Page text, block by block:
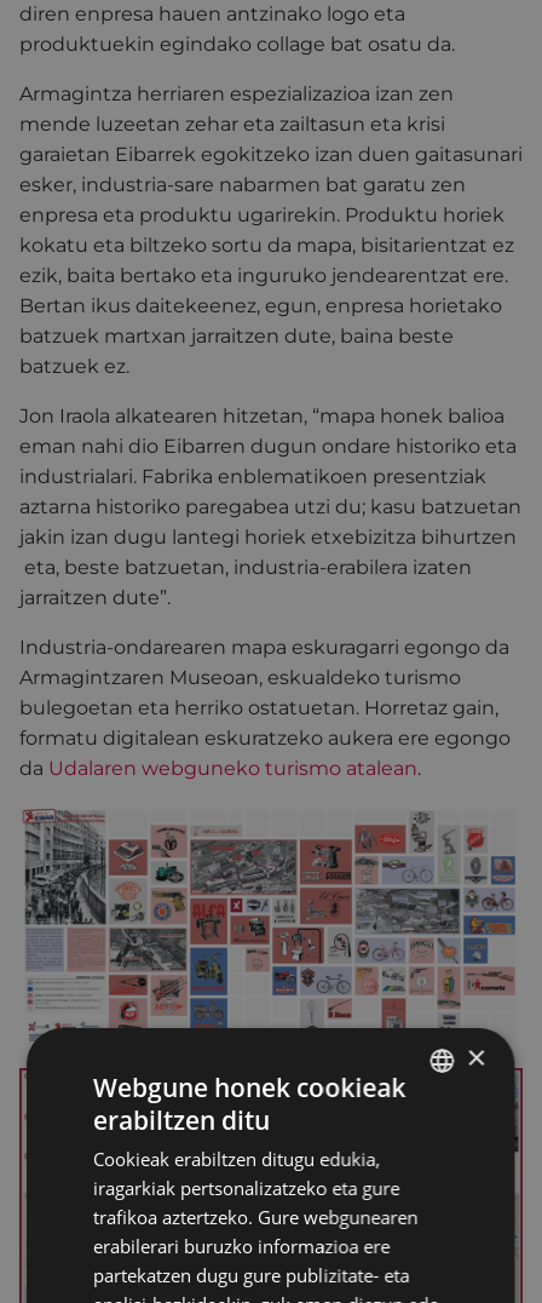
diren enpresa hauen antzinako logo eta
produktuekin egindako collage bat osatu da.
Armagintza herriaren espezializazioa izan zen
mende luzeetan zehar eta zailtasun eta krisi
garaietan Eibarrek egokitzeko izan duen gaitasunari
esker, industria-sare nabarmen bat garatu zen
enpresa eta produktu ugarirekin. Produktu horiek
kokatu eta biltzeko sortu da mapa, bisitarientzat ez
ezik, baita bertako eta inguruko jendearentzat ere.
Bertan ikus daitekeenez, egun, enpresa horietako
batzuek martxan jarraitzen dute, baina beste
batzuek ez.
Jon Iraola alkatearen hitzetan, “mapa honek balioa
eman nahi dio Eibarren dugun ondare historiko eta
industrialari. Fabrika enblematikoen presentziak
aztarna historiko paregabea utzi du; kasu batzuetan
jakin izan dugu lantegi horiek etxebizitza bihurtzen
eta, beste batzuetan, industria-erabilera izaten
jarraitzen dute”.
Industria-ondarearen mapa eskuragarri egongo da
Armagintzaren Museoan, eskualdeko turismo
bulegoetan eta herriko ostatuetan. Horretaz gain,
formatu digitalean eskuratzeko aukera ere egongo
da Udalaren webguneko turismo atalean.
×
Webgune honek cookieak
erabiltzen ditu
Cookieak erabiltzen ditugu edukia,
iragarkiak pertsonalizatzeko eta gure
trafikoa aztertzeko. Gure webgunearen
erabilerari buruzko informazioa ere
partekatzen dugu gure publizitate- eta